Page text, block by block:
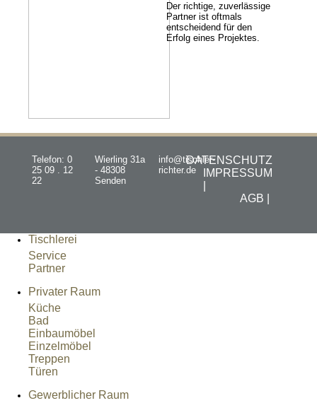
Der richtige, zuverlässige
Partner ist oftmals
entscheidend für den
Erfolg eines Projektes.
Telefon: 0
25 09 . 12
22
Wierling 31a
- 48308
Senden
info@tischler-
richter.de
DATENSCHUTZ
IMPRESSUM
AGB |
Tischlerei
Service
Partner
Privater Raum
Küche
Bad
Einbaumöbel
Einzelmöbel
Treppen
Türen
Gewerblicher Raum